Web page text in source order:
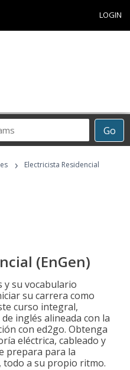
LOGIN
Go
›
Electricista Residencial
(EnGen)
y su vocabulario
su carrera como
curso integral,
inglés alineada con la
con ed2go. Obtenga
eléctrica, cableado y
prepara para la
todo a su propio ritmo.